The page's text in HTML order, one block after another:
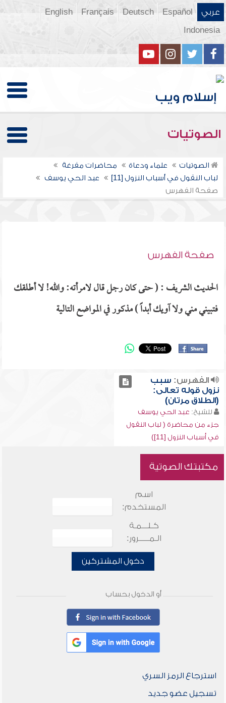
عربي Español
Deutsch
Français
English
Indonesia
الصوتيات
الصوتيات علماء ودعاة
محاضرات مفرغة
لباب النقول في أسباب النزول [11]
عبد الحي يوسف
صفحة الفهرس
صفحة الفهرس
الحديث الشريف : ( حتى كان رجل قال لامرأته: والله! لا أطلقك
فتبيني مني ولا آويك أبداً ) مذكور في المواضع التالية
الفهرس: سبب
نزول قوله تعالى:
(الطلاق مرتان)
للشيخ: عبد الحي يوسف
جزء من محاضرة ( لباب النقول
في أسباب النزول [11])
مكتبتك الصوتية
اسم
المستخدم:
كـلـــمـة
الـمـــــرور:
دخول المشتركين
أو الدخول بحساب
استرجاع الرمز السري
تسجيل عضو جديد